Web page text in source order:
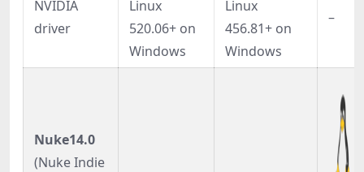
NVIDIA
driver
Linux
520.06+ on
Windows
Linux
456.81+ on
Windows
–
Nuke14.0
(Nuke Indie